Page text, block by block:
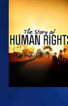
TITTA